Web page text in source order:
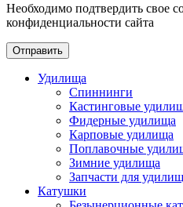
Необходимо подтвердить свое
конфиденциальности сайта
Отправить
Удилища
Спиннинги
Кастинговые
Фидерные удилища
Карповые удилища
Поплавочные
Зимние удилища
Запчасти для удилищ
Катушки